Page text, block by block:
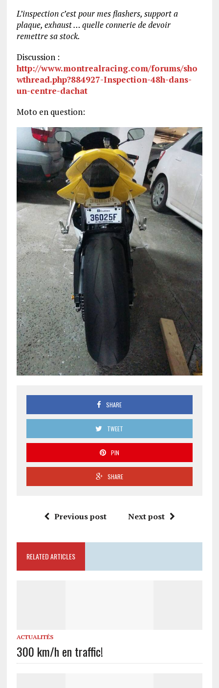
L’inspection c’est pour mes flashers, support a
plaque, exhaust … quelle connerie de devoir
remettre sa stock.
Discussion :
http://www.montrealracing.com/forums/sho
wthread.php?884927-Inspection-48h-dans-
un-centre-dachat
Moto en question:
SHARE
TWEET
PIN
SHARE
Previous post Next post
RELATED ARTICLES
ACTUALITÉS
300 km/h en traffic!